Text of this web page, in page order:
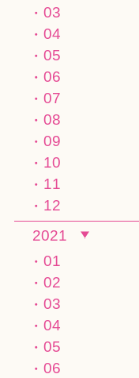
03
04
05
06
07
08
09
10
11
12
2021
01
02
03
04
05
06